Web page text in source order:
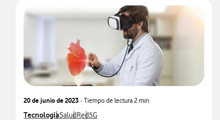
20 de junio de 2023 - Tiempo de lectura2 min
Ver más notas de prensa relacionados con
TecnologíaVer más notas de prensa relacionados con
SaludVer más notas de prensa relacionados con
RedVer más notas de prensa relacionados con
5G